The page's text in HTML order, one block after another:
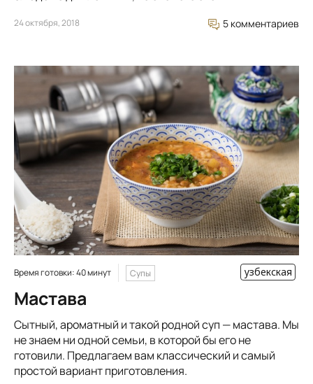
24 октября, 2018 5 комментариев
Время готовки: 40 минут Супы узбекская
Мастава
Сытный, ароматный и такой родной суп — мастава. Мы
не знаем ни одной семьи, в которой бы его не
готовили. Предлагаем вам классический и самый
простой вариант приготовления.